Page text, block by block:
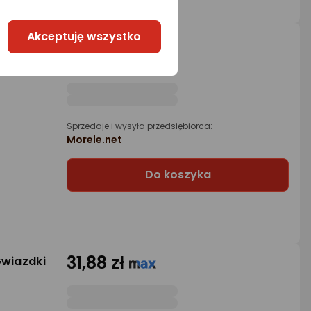
119,27 zł
Sprzedaje i wysyła przedsiębiorca:
Morele.net
Do koszyka
31,88 zł
Akceptuję wszystko